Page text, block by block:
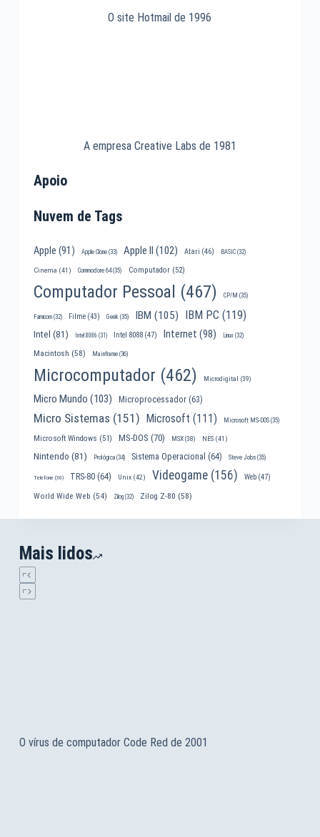
O site Hotmail de 1996
A empresa Creative Labs de 1981
Apoio
Nuvem de Tags
Apple (91) Apple Clone(33) Apple II (102) Atari (46) BASIC(32)
Cinema (41) Commodore 64(35) Computador(52)
Computador Pessoal (467) CP/M (35)
Famicom(32) Filme(43) Geek(35) IBM (105) IBM PC (119)
Intel (81) Intel 8086 (31) Intel 8088(47) Internet (98) Linux(32)
Macintosh (58) Mainframe(36)
Microcomputador (462) Microdigital (39)
Micro Mundo (103) Microprocessador(63)
Micro Sistemas (151) Microsoft (111) Microsoft MS-DOS(35)
Microsoft Windows (51) MS-DOS (70) MSX(38) NES(41)
Nintendo (81) Prológica(34) Sistema Operacional (64) Steve Jobs(35)
Telefone (30) TRS-80(64) Unix(42) Videogame(156) Web(47)
World Wide Web (54) Zilog(32) Zilog Z-80 (58)
Mais lidos
O vírus de computador Code Red de 2001